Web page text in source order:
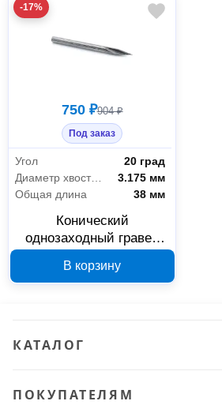
-17%
750 ₽904 ₽
Под заказ
Угол
20 град
Диаметр хвостовика
3.175 мм
Общая длина
38 мм
Конический
однозаходный гравер
В корзину
КАТАЛОГ
ПОКУПАТЕЛЯМ